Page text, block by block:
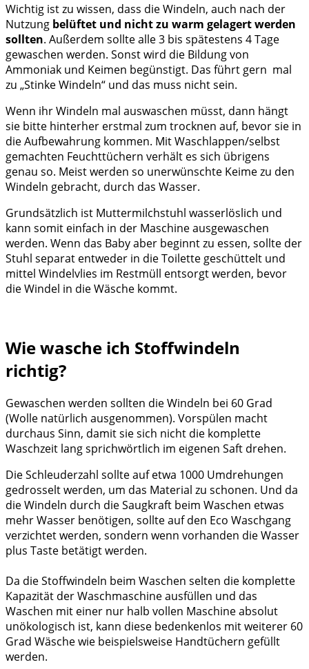
Wichtig ist zu wissen, dass die Windeln, auch nach der
Nutzung belüftet und nicht zu warm gelagert werden
sollten. Außerdem sollte alle 3 bis spätestens 4 Tage
gewaschen werden. Sonst wird die Bildung von
Ammoniak und Keimen begünstigt. Das führt gern mal
zu „Stinke Windeln“ und das muss nicht sein.
Wenn ihr Windeln mal auswaschen müsst, dann hängt
sie bitte hinterher erstmal zum trocknen auf, bevor sie in
die Aufbewahrung kommen. Mit Waschlappen/selbst
gemachten Feuchttüchern verhält es sich übrigens
genau so. Meist werden so unerwünschte Keime zu den
Windeln gebracht, durch das Wasser.
Grundsätzlich ist Muttermilchstuhl wasserlöslich und
kann somit einfach in der Maschine ausgewaschen
werden. Wenn das Baby aber beginnt zu essen, sollte der
Stuhl separat entweder in die Toilette geschüttelt und
mittel Windelvlies im Restmüll entsorgt werden, bevor
die Windel in die Wäsche kommt.
Wie wasche ich Stoffwindeln
richtig?
Gewaschen werden sollten die Windeln bei 60 Grad
(Wolle natürlich ausgenommen). Vorspülen macht
durchaus Sinn, damit sie sich nicht die komplette
Waschzeit lang sprichwörtlich im eigenen Saft drehen.
Die Schleuderzahl sollte auf etwa 1000 Umdrehungen
gedrosselt werden, um das Material zu schonen. Und da
die Windeln durch die Saugkraft beim Waschen etwas
mehr Wasser benötigen, sollte auf den Eco Waschgang
verzichtet werden, sondern wenn vorhanden die Wasser
plus Taste betätigt werden.
Da die Stoffwindeln beim Waschen selten die komplette
Kapazität der Waschmaschine ausfüllen und das
Waschen mit einer nur halb vollen Maschine absolut
unökologisch ist, kann diese bedenkenlos mit weiterer 60
Grad Wäsche wie beispielsweise Handtüchern gefüllt
werden.